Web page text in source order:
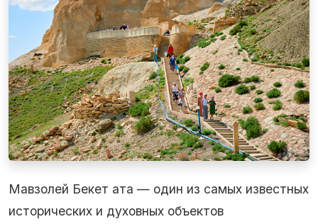
Мавзолей Бекет ата — один из самых известных
исторических и духовных объектов